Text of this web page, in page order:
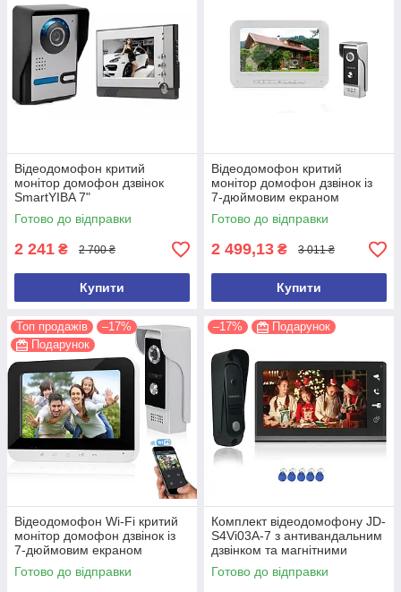
Відеодомофон критий
монітор домофон дзвінок
SmartYIBA 7"
Готово до відправки
2 241 ₴ 2 700 ₴
Купити
Відеодомофон критий
монітор домофон дзвінок із
7-дюймовим екраном
GAMWATER
Готово до відправки
2 499,13 ₴ 3 011 ₴
Купити
Топ продажів
–17%
Подарунок
Відеодомофон Wi-Fi критий
монітор домофон дзвінок із
7-дюймовим екраном
GAMWATER AHD-V70MGM
Готово до відправки
–17% Подарунок
Комплект відеодомофону JD-
S4Vi03A-7 з антивандальним
дзвінком та магнітними
ключами
Готово до відправки